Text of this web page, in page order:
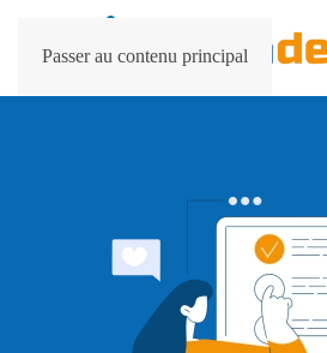
Passer au contenu principal